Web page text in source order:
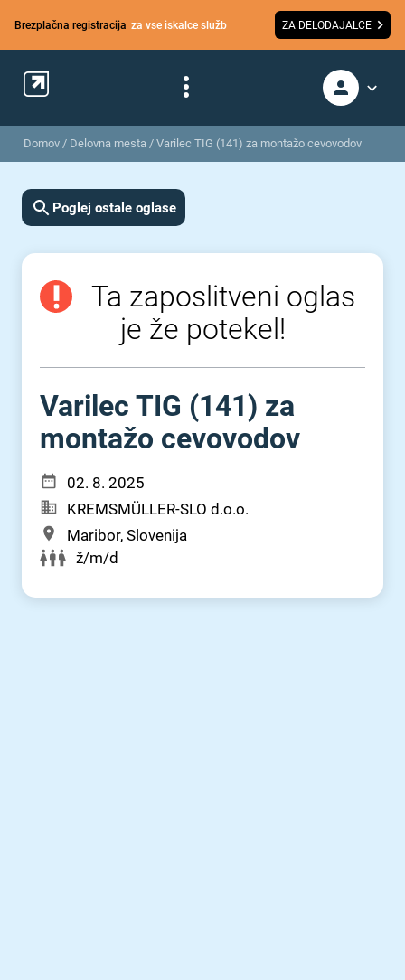
Brezplačna registracija za vse iskalce služb ZA DELODAJALCE
Domov / Delovna mesta / Varilec TIG (141) za montažo cevovodov
Poglej ostale oglase
Ta zaposlitveni oglas
je že potekel!
Varilec TIG (141) za
montažo cevovodov
02. 8. 2025
KREMSMÜLLER-SLO d.o.o.
Maribor, Slovenija
ž/m/d